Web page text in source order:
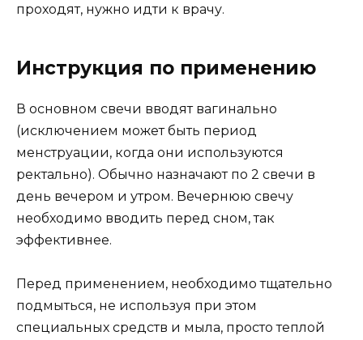
проходят, нужно идти к врачу.
Инструкция по применению
В основном свечи вводят вагинально
(исключением может быть период
менструации, когда они используются
ректально). Обычно назначают по 2 свечи в
день вечером и утром. Вечернюю свечу
необходимо вводить перед сном, так
эффективнее.
Перед применением, необходимо тщательно
подмыться, не используя при этом
специальных средств и мыла, просто теплой